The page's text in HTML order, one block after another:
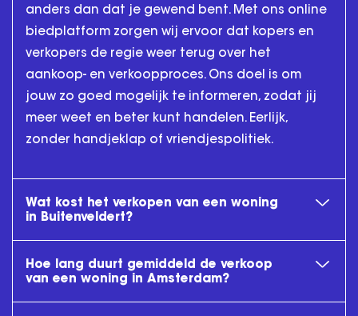
anders dan dat je gewend bent. Met ons online
biedplatform zorgen wij ervoor dat kopers en
verkopers de regie weer terug over het
aankoop- en verkoopproces. Ons doel is om
jouw zo goed mogelijk te informeren, zodat jij
meer weet en beter kunt handelen. Eerlijk,
zonder handjeklap of vriendjespolitiek.
Wat kost het verkopen van een woning
in Buitenveldert?
Hoe lang duurt gemiddeld de verkoop
van een woning in Amsterdam?